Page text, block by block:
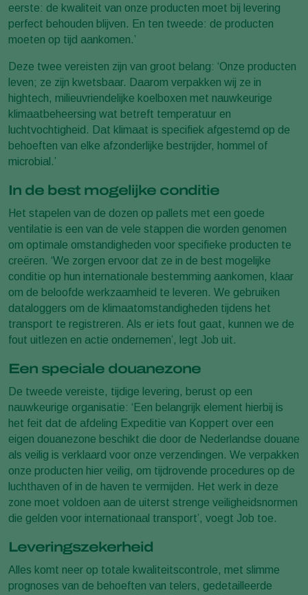
eerste: de kwaliteit van onze producten moet bij levering
perfect behouden blijven. En ten tweede: de producten
moeten op tijd aankomen.’
Deze twee vereisten zijn van groot belang: ‘Onze producten
leven; ze zijn kwetsbaar. Daarom verpakken wij ze in
hightech, milieuvriendelijke koelboxen met nauwkeurige
klimaatbeheersing wat betreft temperatuur en
luchtvochtigheid. Dat klimaat is specifiek afgestemd op de
behoeften van elke afzonderlijke bestrijder, hommel of
microbial.’
In de best mogelijke conditie
Het stapelen van de dozen op pallets met een goede
ventilatie is een van de vele stappen die worden genomen
om optimale omstandigheden voor specifieke producten te
creëren. ‘We zorgen ervoor dat ze in de best mogelijke
conditie op hun internationale bestemming aankomen, klaar
om de beloofde werkzaamheid te leveren. We gebruiken
dataloggers om de klimaatomstandigheden tijdens het
transport te registreren. Als er iets fout gaat, kunnen we de
fout uitlezen en actie ondernemen’, legt Job uit.
Een speciale douanezone
De tweede vereiste, tijdige levering, berust op een
nauwkeurige organisatie: ‘Een belangrijk element hierbij is
het feit dat de afdeling Expeditie van Koppert over een
eigen douanezone beschikt die door de Nederlandse douane
als veilig is verklaard voor onze verzendingen. We verpakken
onze producten hier veilig, om tijdrovende procedures op de
luchthaven of in de haven te vermijden. Het werk in deze
zone moet voldoen aan de uiterst strenge veiligheidsnormen
die gelden voor internationaal transport’, voegt Job toe.
Leveringszekerheid
Alles komt neer op totale kwaliteitscontrole, met slimme
prognoses van de behoeften van telers, gedetailleerde